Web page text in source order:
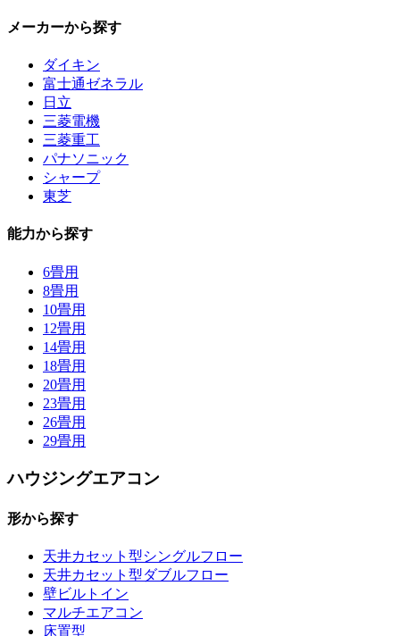
メーカーから探す
ダイキン
富士通ゼネラル
日立
三菱電機
三菱重工
パナソニック
シャープ
東芝
能力から探す
6畳用
8畳用
10畳用
12畳用
14畳用
18畳用
20畳用
23畳用
26畳用
29畳用
ハウジングエアコン
形から探す
天井カセット型シングルフロー
天井カセット型ダブルフロー
壁ビルトイン
マルチエアコン
床置型